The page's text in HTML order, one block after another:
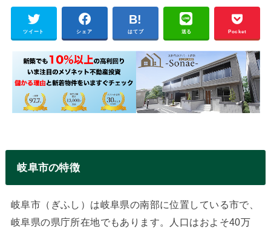
ツイート シェア はてブ 送る Pocket
岐阜市の特徴
岐阜市（ぎふし）は岐阜県の南部に位置している市で、
岐阜県の県庁所在地でもあります。人口はおよそ40万